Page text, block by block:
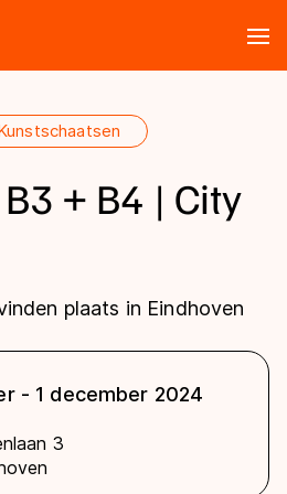
- 1 december 2024
3
+ B4 | City
plaats in Eindhoven